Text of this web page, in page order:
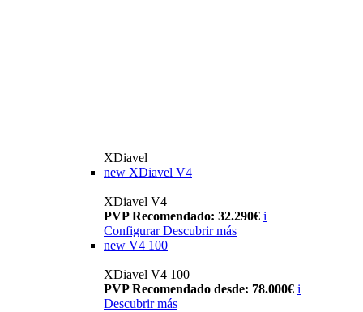
XDiavel
new XDiavel V4
XDiavel V4
PVP Recomendado: 32.290€ i
Configurar Descubrir más
new V4 100
XDiavel V4 100
PVP Recomendado desde: 78.000€ i
Descubrir más